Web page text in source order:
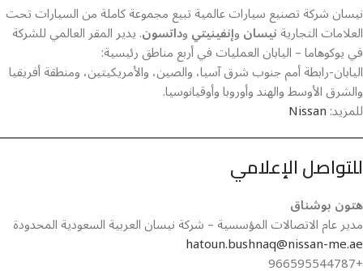
نيسان شركة تصنيع سيارات عالمية تبيع مجموعة كاملة من السيارات تحت
العلامات التجاريةنيسانوإنفينيتيوداتسون. يدير المقر العالمي للشركة
في يوكوهاما – اليابان العمليات في أربع مناطق رئيسية:
اليابان-رابطة أمم جنوب شرق آسيا، والصين، والأمريكيتين، ومنطقة أفريقيا
والشرق الأوسط والهند وأوروبا وأوقيانوسيا.
للمزيد:Nissan
للتواصل الإعلامي
هتون بوشناق
مدير عام الاتصالات المؤسسية – شركة نيسان العربية السعودية المحدودة
hatoun.bushnaq@nissan-me.ae
+966595544787